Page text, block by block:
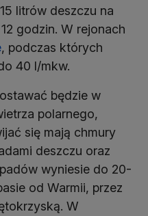
litrów deszczu na
godzin. W rejonach
, podczas których
40 l/mkw.
będzie w
polarnego,
się mają chmury
deszczu oraz
wyniesie do 20-
od Warmii, przez
W